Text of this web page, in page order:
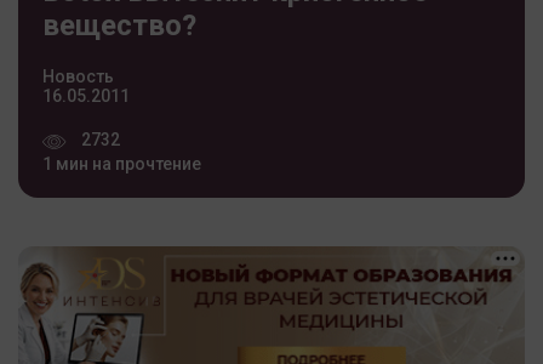
вещество?
Новость
16.05.2011
2732
1 мин на прочтение